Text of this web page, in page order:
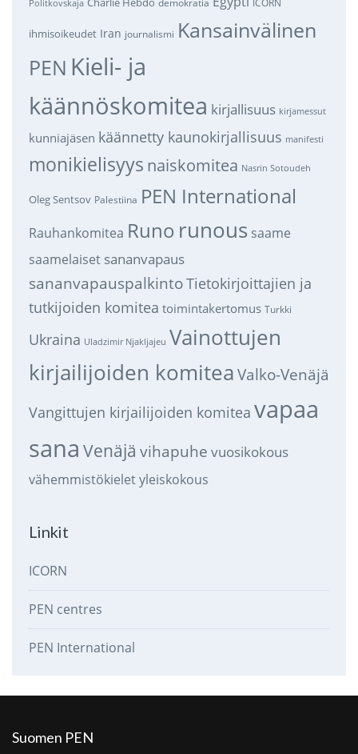
Politkovskaja
ihmisoikeudet Iran journalismi Kansainvälinen
PEN Kieli- ja
käännöskomitea kirjallisuus kirjamessut
kunniajäsen käännetty kaunokirjallisuus manifesti
monikielisyys naiskomitea Nasrin Sotoudeh
Oleg Sentsov Palestiina PEN International
Rauhankomitea Runo runous saame
saamelaiset sananvapaus
sananvapauspalkintoTietokirjoittajien ja
tutkijoiden komitea toimintakertomus Turkki
Ukraina Uladzimir Njakljajeu Vainottujen
kirjailijoiden komitea Valko-Venäjä
Vangittujen kirjailijoiden komitea vapaa
sana Venäjä vihapuhe vuosikokous
vähemmistökieletyleiskokous
Linkit
ICORN
PEN centres
PEN International
Suomen PEN